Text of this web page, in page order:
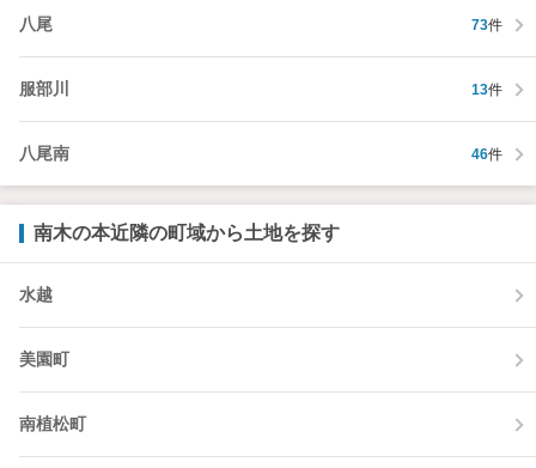
八尾 73件
服部川 13件
八尾南 46件
南木の本近隣の町域から土地を探す
水越
美園町
南植松町